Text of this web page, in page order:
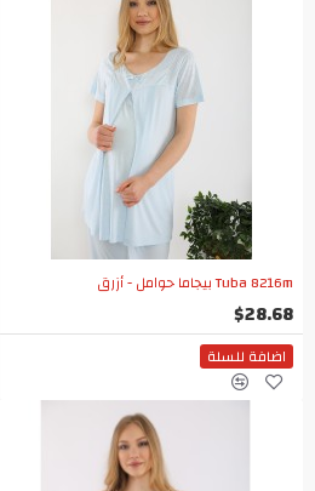
Tuba 8216m بيجاما حوامل - أزرق
$28.68
اضافة للسلة